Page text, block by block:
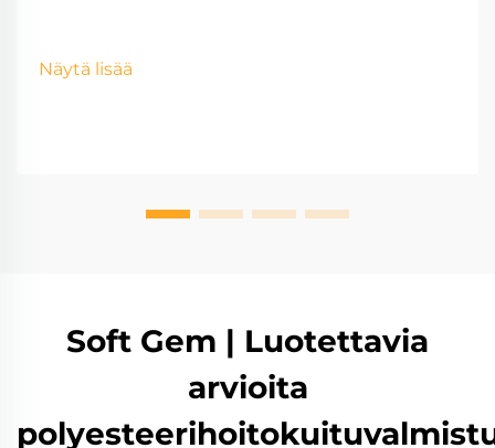
Näytä lisää
Soft Gem | Luotettavia
arvioita